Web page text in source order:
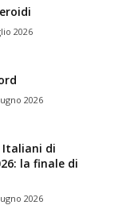
2026
2026
Italiani di
la finale di
2026